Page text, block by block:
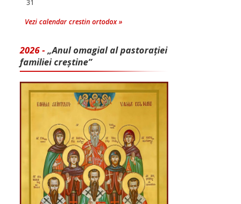
31
Vezi calendar crestin ortodox »
2026 - „Anul omagial al pastorației
familiei creștine”